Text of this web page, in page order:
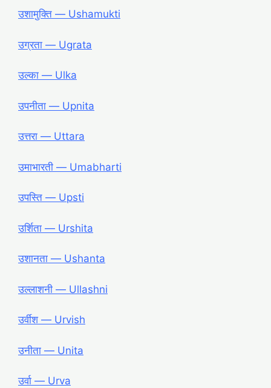
उशामुक्ति ― Ushamukti
उग्रता ― Ugrata
उल्का ― Ulka
उपनीता ― Upnita
उत्तरा ― Uttara
उमाभारती ― Umabharti
उपस्ति ― Upsti
उर्शिता ― Urshita
उशानता ― Ushanta
उल्लाशनी ― Ullashni
उर्वीश ― Urvish
उनीता ― Unita
उर्वा ― Urva